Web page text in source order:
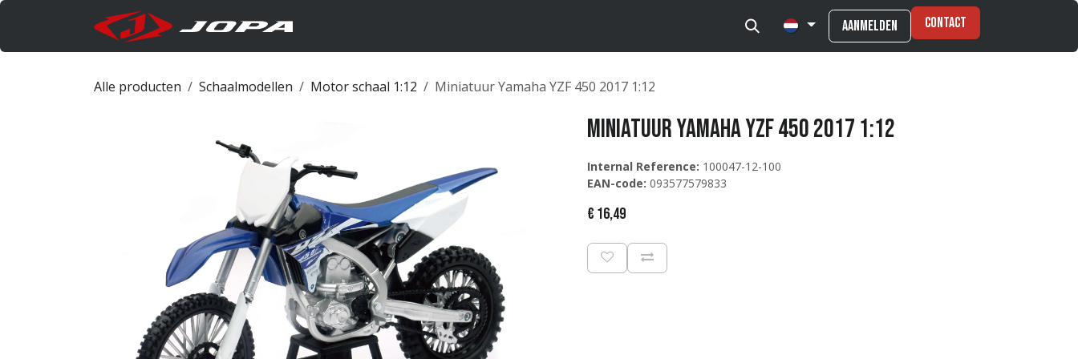
Overslaan naar inhoud
Aanmelden Contact
Alle producten Schaalmodellen Motor schaal 1:12 Miniatuur Yamaha YZF 450 2017 1:12
Miniatuur Yamaha YZF 450 2017 1:12
Internal Reference: 100047-12-100
EAN-code: 093577579833
€ 16,49